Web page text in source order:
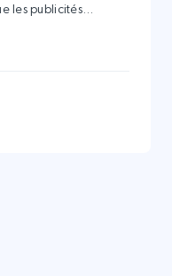
les publicités
le marché est
et uniques de